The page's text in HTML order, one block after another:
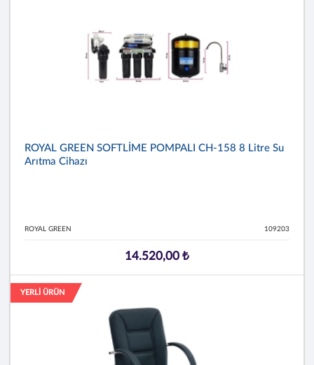
ROYAL GREEN SOFTLİME POMPALI CH-158 8 Litre Su
Arıtma Cihazı
ROYAL GREEN 109203
14.520,00 ₺
YERLİ ÜRÜN